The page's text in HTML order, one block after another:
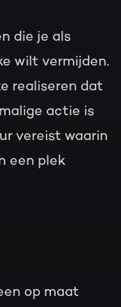
die je als
wilt vermijden.
realiseren dat
actie is
vereist waarin
een plek
op maat